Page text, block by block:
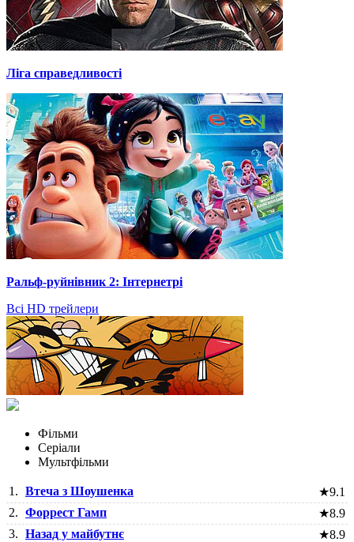
Ліга справедливості
Ральф-руйнівник 2: Інтернетрі
Всі HD трейлери
Фільми
Серіали
Мультфільми
1. Втеча з Шоушенка ★9.1
2. Форрест Гамп ★8.9
3. Назад у майбутнє ★8.9